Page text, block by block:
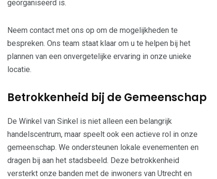
georganiseerd is.
Neem contact met ons op om de mogelijkheden te
bespreken. Ons team staat klaar om u te helpen bij het
plannen van een onvergetelijke ervaring in onze unieke
locatie.
Betrokkenheid bij de Gemeenschap
De Winkel van Sinkel is niet alleen een belangrijk
handelscentrum, maar speelt ook een actieve rol in onze
gemeenschap. We ondersteunen lokale evenementen en
dragen bij aan het stadsbeeld. Deze betrokkenheid
versterkt onze banden met de inwoners van Utrecht en